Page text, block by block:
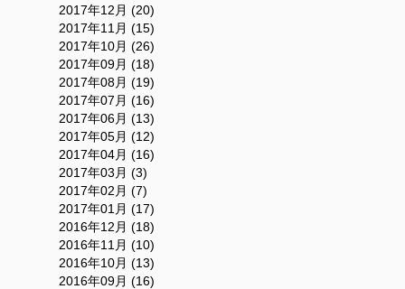
2017年12月 (20)
2017年11月 (15)
2017年10月 (26)
2017年09月 (18)
2017年08月 (19)
2017年07月 (16)
2017年06月 (13)
2017年05月 (12)
2017年04月 (16)
2017年03月 (3)
2017年02月 (7)
2017年01月 (17)
2016年12月 (18)
2016年11月 (10)
2016年10月 (13)
2016年09月 (16)